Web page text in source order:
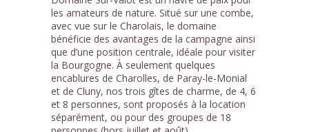
les amateurs de nature. Situé sur une combe,
avec vue sur le Charolais, le domaine
bénéficie des avantages de la campagne ainsi
que d’une position centrale, idéale pour visiter
la Bourgogne. À seulement quelques
encablures de Charolles, de Paray-le-Monial
et de Cluny, nos trois gîtes de charme, de 4, 6
et 8 personnes, sont proposés à la location
séparément, ou pour des groupes de 18